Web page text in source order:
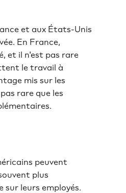
et aux États-Unis
En France,
et il n'est pas rare
le travail à
mis sur les
rare que les
peuvent
plus
leurs employés.